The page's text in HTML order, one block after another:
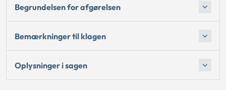
Begrundelsen for afgørelsen
Bemærkninger til klagen
Oplysninger i sagen